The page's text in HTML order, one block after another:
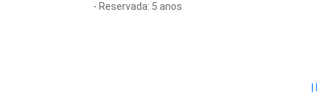
- Reservada: 5 anos